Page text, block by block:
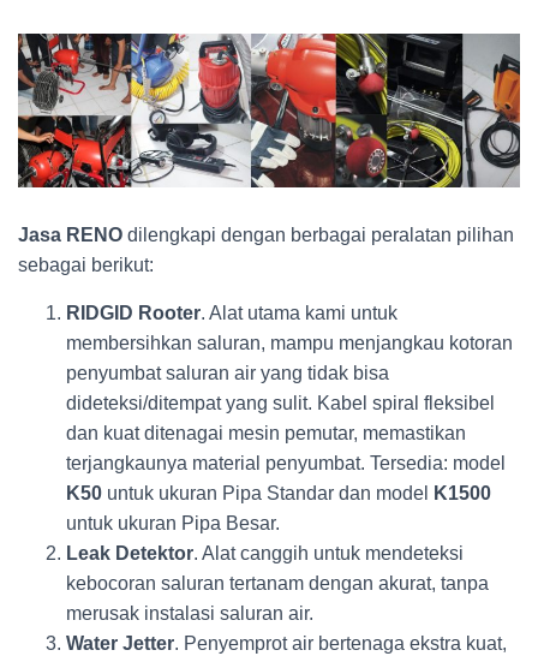
Jasa RENO dilengkapi dengan berbagai peralatan pilihan
sebagai berikut:
RIDGID Rooter. Alat utama kami untuk
membersihkan saluran, mampu menjangkau kotoran
penyumbat saluran air yang tidak bisa
dideteksi/ditempat yang sulit. Kabel spiral fleksibel
dan kuat ditenagai mesin pemutar, memastikan
terjangkaunya material penyumbat. Tersedia: model
K50 untuk ukuran Pipa Standar dan model
K1500
untuk ukuran Pipa Besar.
Leak Detektor. Alat canggih untuk mendeteksi
kebocoran saluran tertanam dengan akurat, tanpa
merusak instalasi saluran air.
Water Jetter. Penyemprot air bertenaga ekstra kuat,